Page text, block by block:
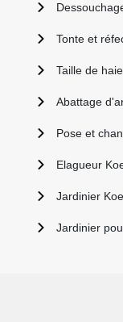
Tonte et
Taille de
Abattage
Pose et
Elagueur
Jardinier
Jardinier